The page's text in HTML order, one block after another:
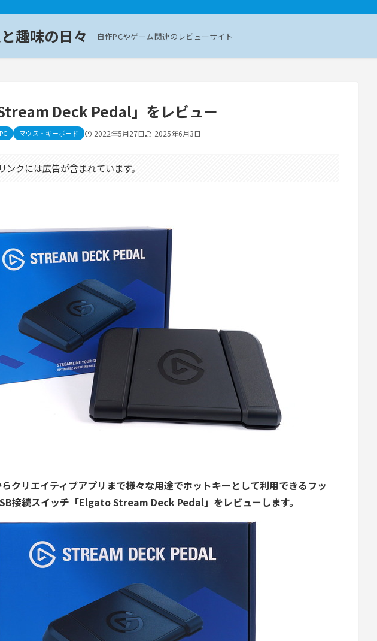
趣味の日々 自作PCやゲーム関連のレビューサイト
Deck Pedal」をレビュー
マウス・キーボード 2022年5月27日 2025年6月3日
ンクには広告が含まれています。
クリエイティブアプリまで様々な用途でホットキーとして利用できるフッ
接続スイッチ「Elgato Stream Deck Pedal」をレビューします。